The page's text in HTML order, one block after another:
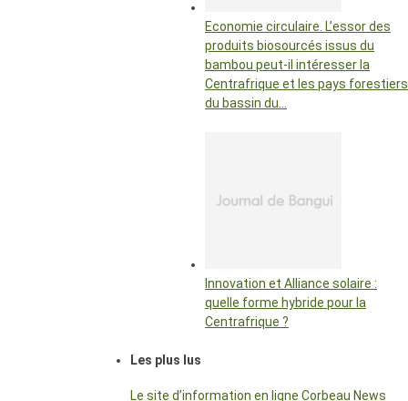
Economie circulaire. L’essor des
produits biosourcés issus du
bambou peut-il intéresser la
Centrafrique et les pays forestiers
du bassin du…
Innovation et Alliance solaire :
quelle forme hybride pour la
Centrafrique ?
Les plus lus
Le site d’information en ligne Corbeau News